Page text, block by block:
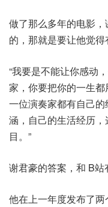
做了那么多年的电影
的，那就是要让他觉得
“我要是不能让你感动
家，你要把你的一生
一位演奏家都有自己
涵，自己的生活经历
目。”
谢君豪的答案，和 B站
他在上一年度发布了